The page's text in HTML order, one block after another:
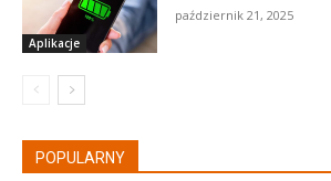
Aplikacje
październik 21, 2025
POPULARNY